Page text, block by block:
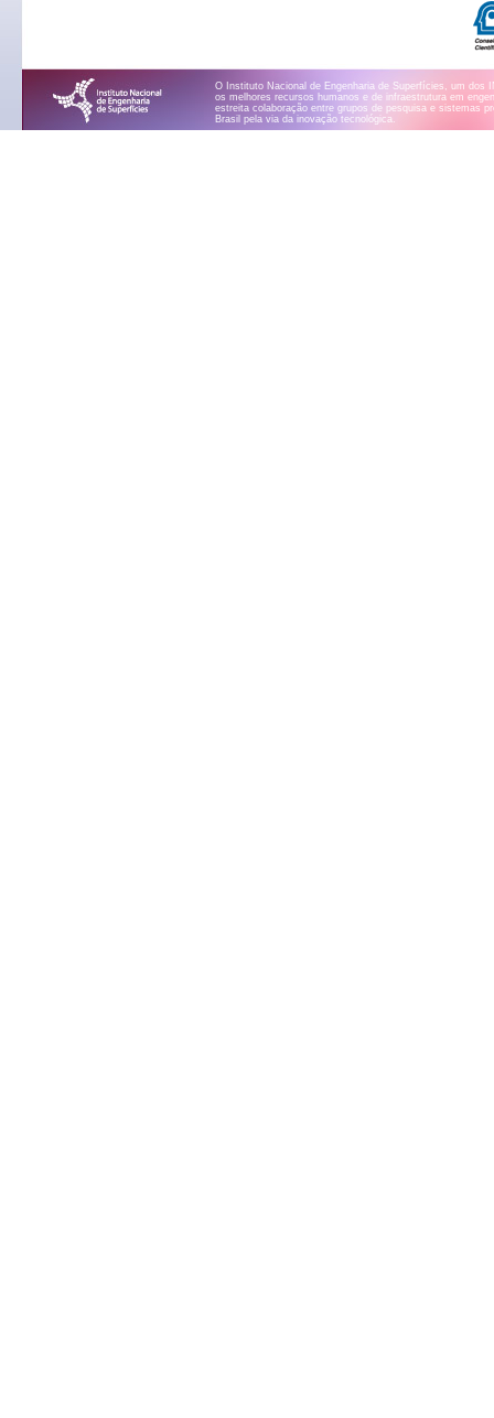
O Instituto Nacional de Engenharia de Superfícies, um dos
os melhores recursos humanos e de infraestrutura em
estreita colaboração entre grupos de pesquisa e sistemas
Brasil pela via da inovação tecnológica.